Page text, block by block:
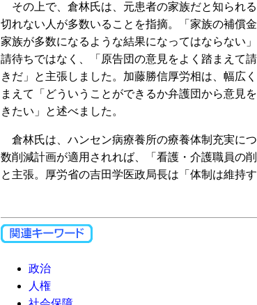
その上で、倉林氏は、元患者の家族だと知られ
切れない人が多数いることを指摘。「家族の補償
家族が多数になるような結果になってはならない
請待ちではなく、「原告団の意見をよく踏まえて
きだ」と主張しました。加藤勝信厚労相は、幅広
まえて「どういうことができるか弁護団から意見
きたい」と述べました。
倉林氏は、ハンセン病療養所の療養体制充実に
数削減計画が適用されれば、「看護・介護職員の
と主張。厚労省の吉田学医政局長は「体制は維持
政治
人権